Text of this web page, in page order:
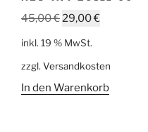
45,00€ Ursprünglicher
45,00 €
29,00€Aktueller
29,00 €.
inkl. 19 % MwSt.
zzgl. Versandkosten
In den Warenkorb